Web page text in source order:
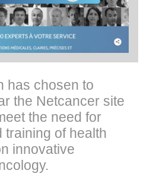
has chosen to
the Netcancer site
the need for
training of health
innovative